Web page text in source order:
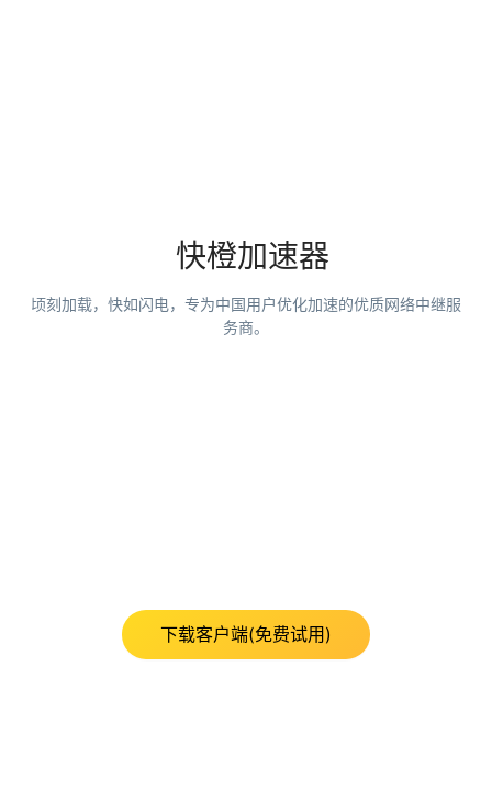
快橙加速器
顷刻加载，快如闪电，专为中国用户优化加速的优质网络中继服
务商。
下载客户端(免费试用)